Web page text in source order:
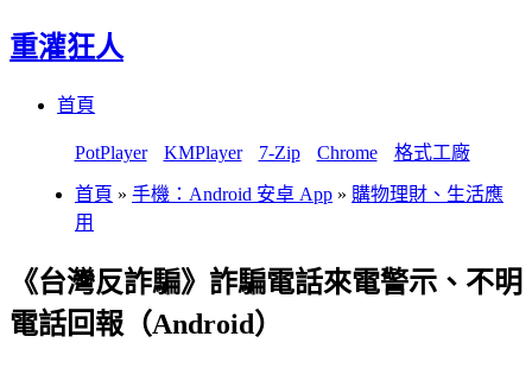
重灌狂人
首頁
PotPlayer KMPlayer 7-Zip Chrome 格式工廠
首頁 » 手機：Android 安卓 App » 購物理財、生活應
用
《台灣反詐騙》詐騙電話來電警示、不明
電話回報（Android）